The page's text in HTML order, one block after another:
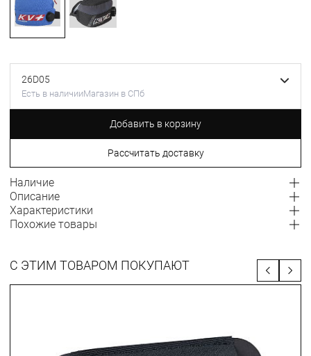
26D05
Есть в наличииМагазин в СПб
Добавить в корзину
Рассчитать доставку
Наличие
Описание
Характеристики
Похожие товары
С ЭТИМ ТОВАРОМ ПОКУПАЮТ